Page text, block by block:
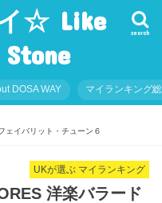
☆ Like
search
DOSA WAY マイランキング
ェイバリット・チューン６
UKが選ぶ マイランキング
洋楽バラード